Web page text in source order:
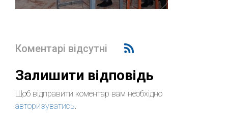
Коментарі відсутні
Залишити відповідь
Щоб відправити коментар вам необхідно
авторизуватись.